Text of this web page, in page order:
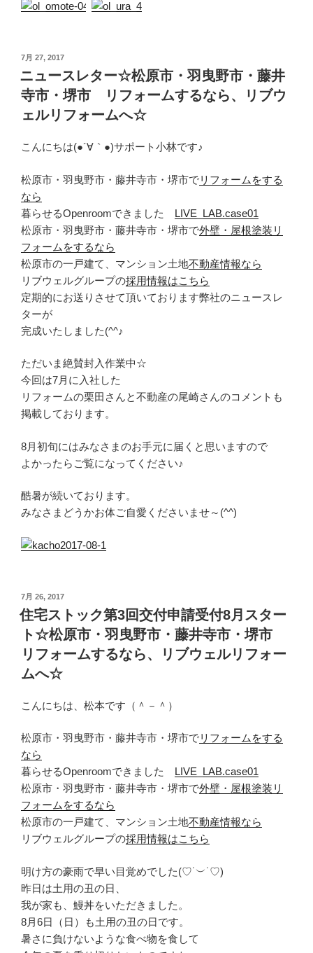
投
日:
7月 27, 2017
ニュースレター☆松原市・羽曳野市・藤井
寺市・堺市 リフォームするなら、リブウ
ェルリフォームへ☆
こんにちは(●´∀｀●)サポート小林です♪
松原市・羽曳野市・藤井寺市・堺市でリフォームをする
なら
暮らせるOpenroomできました LIVE_LAB.case01
松原市・羽曳野市・藤井寺市・堺市で外壁・屋根塗装リ
フォームをするなら
松原市の一戸建て、マンション土地不動産情報なら
リブウェルグループの採用情報はこちら
定期的にお送りさせて頂いております弊社のニュースレ
ターが
完成いたしました(^^♪
ただいま絶賛封入作業中☆
今回は7月に入社した
リフォームの栗田さんと不動産の尾崎さんのコメントも
掲載しております。
8月初旬にはみなさまのお手元に届くと思いますので
よかったらご覧になってください♪
酷暑が続いております。
みなさまどうかお体ご自愛くださいませ～(^^)
投
稿
日:
7月 26, 2017
住宅ストック第3回交付申請受付8月スター
ト☆松原市・羽曳野市・藤井寺市・堺市
リフォームするなら、リブウェルリフォー
ムへ☆
こんにちは、松本です（＾－＾）
松原市・羽曳野市・藤井寺市・堺市でリフォームをする
なら
暮らせるOpenroomできました LIVE_LAB.case01
松原市・羽曳野市・藤井寺市・堺市で外壁・屋根塗装リ
フォームをするなら
松原市の一戸建て、マンション土地不動産情報なら
リブウェルグループの採用情報はこちら
明け方の豪雨で早い目覚めでした(♡˙︶˙♡)
昨日は土用の丑の日、
我が家も、鰻丼をいただきました。
8月6日（日）も土用の丑の日です。
暑さに負けないような食べ物を食して